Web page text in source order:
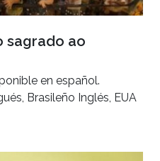
sagrado ao
en español.
Brasileño Inglés, EUA